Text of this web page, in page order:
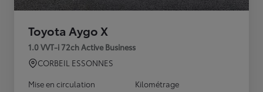
Toyota Aygo X
1.0 VVT-i 72ch Active Business
CORBEIL ESSONNES
Mise en circulation
Kilométrage